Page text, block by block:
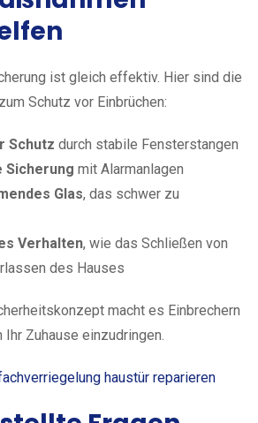
ist gleich effektiv. Hier sind die
Schutz vor Einbrüchen:
Schutz durch stabile Fensterstangen
Sicherung mit Alarmanlagen
Glas, das schwer zu
Verhalten, wie das Schließen von
des Hauses
macht es Einbrechern
Zuhause einzudringen.
haustür reparieren